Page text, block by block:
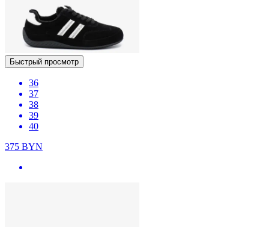
Быстрый просмотр
36
37
38
39
40
375 BYN